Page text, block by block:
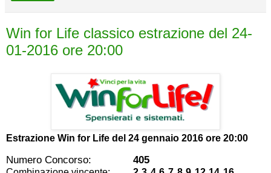
Win for Life classico estrazione del 24-
01-2016 ore 20:00
Estrazione Win for Life del 24 gennaio 2016 ore 20:00
Numero Concorso: 405